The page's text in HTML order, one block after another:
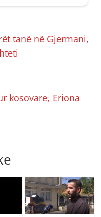
tanë në Gjermani,
kosovare, Eriona